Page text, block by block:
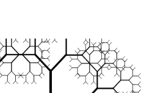
atpūtas kompleksā
arī rezervēt viesu mājiņu (1